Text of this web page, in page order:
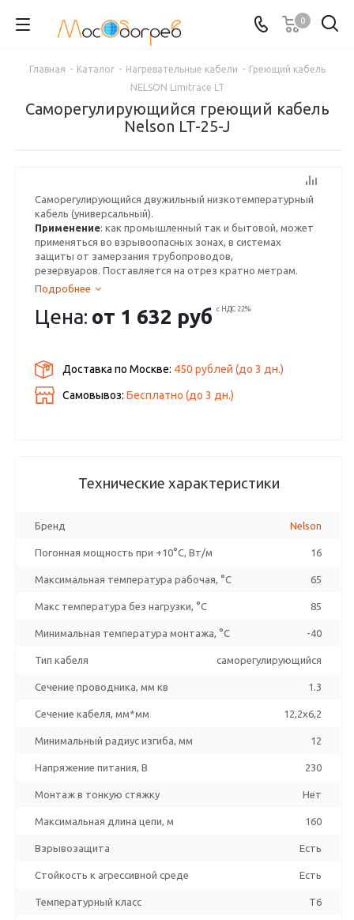
0
Главная - Каталог - Нагревательные кабели - Греющий кабель
NELSON Limitrace LT
Саморегулирующийся греющий кабель
Nelson LT-25-J
Саморегулирующийся двужильный низкотемпературный
кабель (универсальный).
Применение: как промышленный так и бытовой, может
применяться во взрывоопасных зонах, в системах
защиты от замерзания трубопроводов,
резервуаров. Поставляется на отрез кратно метрам.
Подробнее
Цена: от 1 632 руб с НДС 22%
Доставка по Москве: 450 рублей (до3 дн.)
Самовывоз:Бесплатно (до3 дн.)
Технические характеристики
Бренд Nelson
Погонная мощность при +10°С, Вт/м 16
Максимальная температура рабочая, °C 65
Макс температура без нагрузки, °C 85
Минимальная температура монтажа, °C -40
Тип кабеля саморегулирующийся
Сечение проводника, мм кв 1.3
Сечение кабеля, мм*мм 12,2x6,2
Минимальный радиус изгиба, мм 12
Напряжение питания, В 230
Монтаж в тонкую стяжку Нет
Максимальная длина цепи, м 160
Взрывозащита Есть
Стойкость к агрессивной среде Есть
Температурный класс T6